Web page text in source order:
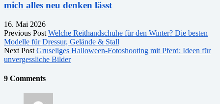
mich alles neu denken lässt
16. Mai 2026
Previous Post Welche Reithandschuhe für den Winter? Die besten
Modelle für Dressur, Gelände & Stall
Next Post Gruseliges Halloween-Fotoshooting mit Pferd: Ideen für
unvergessliche Bilder
9 Comments